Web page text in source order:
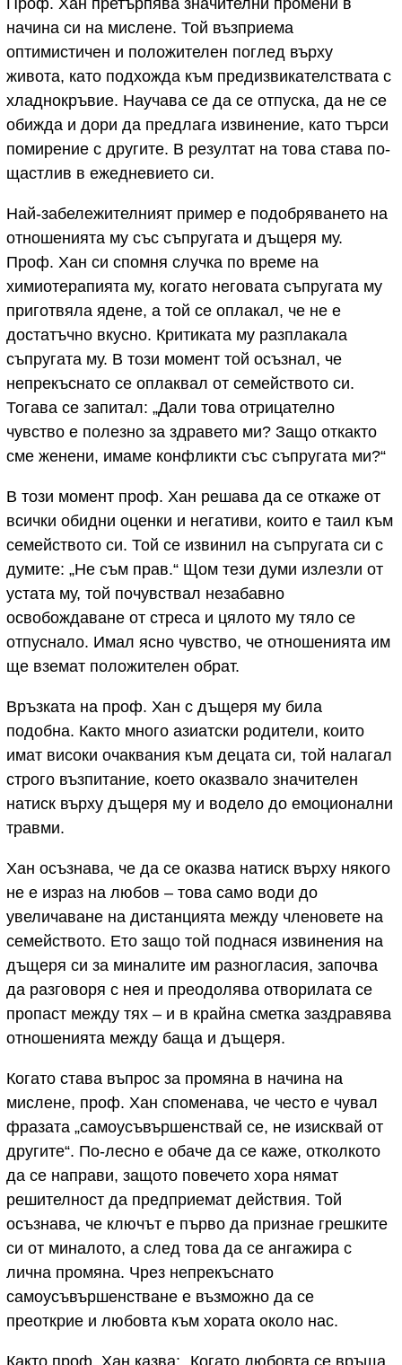
Проф. Хан претърпява значителни промени в
начина си на мислене. Той възприема
оптимистичен и положителен поглед върху
живота, като подхожда към предизвикателствата с
хладнокръвие. Научава се да се отпуска, да не се
обижда и дори да предлага извинение, като търси
помирение с другите. В резултат на това става по-
щастлив в ежедневието си.
Най-забележителният пример е подобряването на
отношенията му със съпругата и дъщеря му.
Проф. Хан си спомня случка по време на
химиотерапията му, когато неговата съпругата му
приготвяла ядене, а той се оплакал, че не е
достатъчно вкусно. Критиката му разплакала
съпругата му. В този момент той осъзнал, че
непрекъснато се оплаквал от семейството си.
Тогава се запитал: „Дали това отрицателно
чувство е полезно за здравето ми? Защо откакто
сме женени, имаме конфликти със съпругата ми?“
В този момент проф. Хан решава да се откаже от
всички обидни оценки и негативи, които е таил към
семейството си. Той се извинил на съпругата си с
думите: „Не съм прав.“ Щом тези думи излезли от
устата му, той почувствал незабавно
освобождаване от стреса и цялото му тяло се
отпуснало. Имал ясно чувство, че отношенията им
ще вземат положителен обрат.
Връзката на проф. Хан с дъщеря му била
подобна. Както много азиатски родители, които
имат високи очаквания към децата си, той налагал
строго възпитание, което оказвало значителен
натиск върху дъщеря му и водело до емоционални
травми.
Хан осъзнава, че да се оказва натиск върху някого
не е израз на любов – това само води до
увеличаване на дистанцията между членовете на
семейството. Ето защо той поднася извинения на
дъщеря си за миналите им разногласия, започва
да разговоря с нея и преодолява отворилата се
пропаст между тях – и в крайна сметка заздравява
отношенията между баща и дъщеря.
Когато става въпрос за промяна в начина на
мислене, проф. Хан споменава, че често е чувал
фразата „самоусъвършенствай се, не изисквай от
другите“. По-лесно е обаче да се каже, отколкото
да се направи, защото повечето хора нямат
решителност да предприемат действия. Той
осъзнава, че ключът е първо да признае грешките
си от миналото, а след това да се ангажира с
лична промяна. Чрез непрекъснато
самоусъвършенстване е възможно да се
преоткрие и любовта към хората около нас.